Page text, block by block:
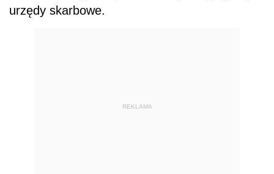
urzędy skarbowe.
REKLAMA